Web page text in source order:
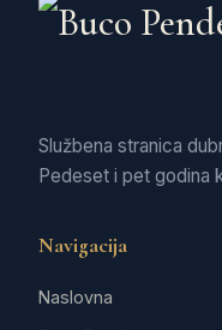
Službena stranica
Pedeset i pet godina
Navigacija
Naslovna